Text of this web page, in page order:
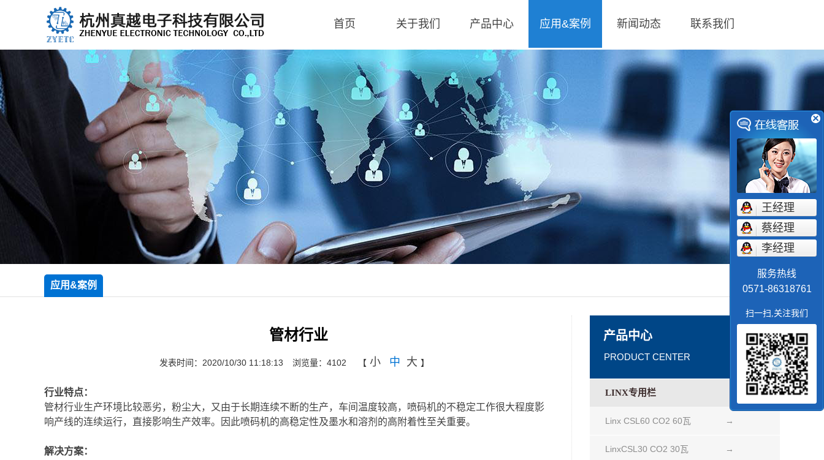
首页 关于我们 产品中心 应用&案例 新闻动态 联系我们
应用&案例
管材行业
发表时间：2020/10/30 11:18:13 浏览量：4102 【 小 中 大 】
行业特点：
管材行业生产环境比较恶劣，粉尘大，又由于长期连续不断的生产，车间温度较高，喷码机的不稳定工作很大程度影
响产线的连续运行，直接影响生产效率。因此喷码机的高稳定性及墨水和溶剂的高附着性至关重要。
解决方案：
产品中心
PRODUCT CENTER
LINX专用栏
Linx CSL60 CO2 60瓦 →
LinxCSL30 CO2 30瓦 →
王经理
蔡经理
李经理
服务热线
0571-86318761
扫一扫,关注我们